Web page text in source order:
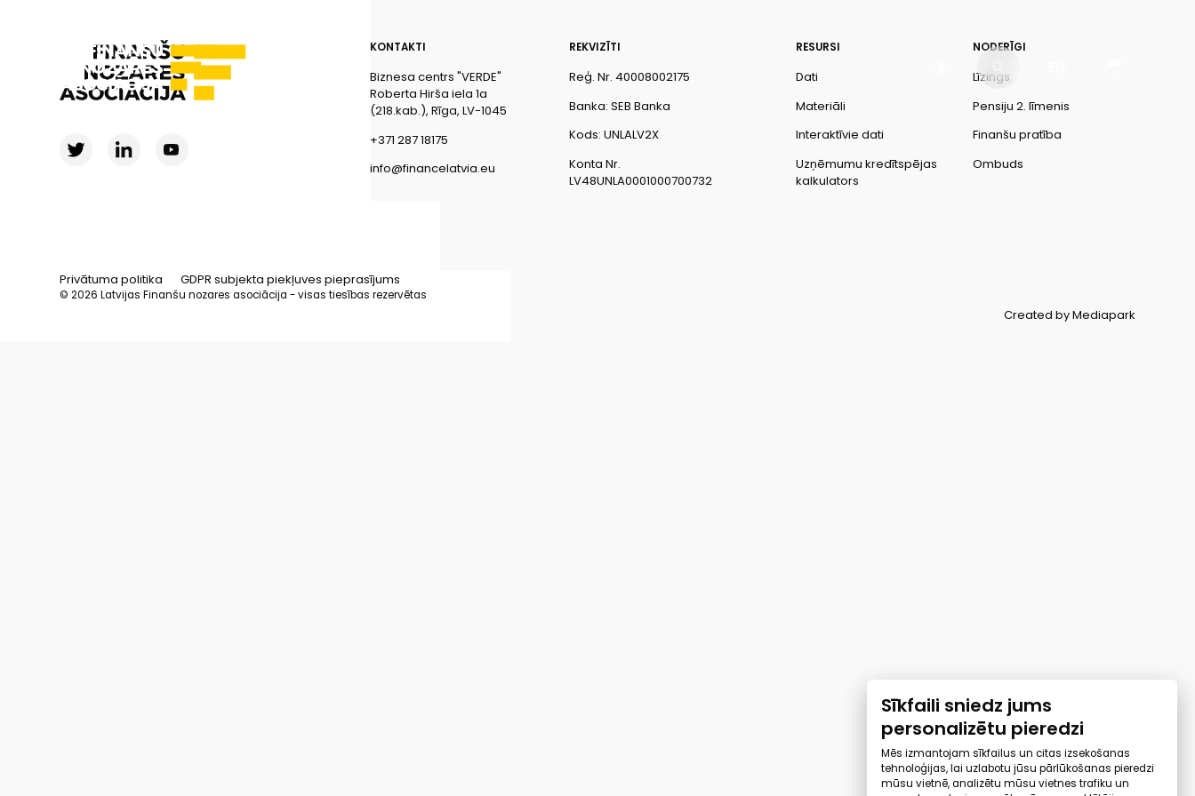
KONTAKTI
Biznesa centrs "VERDE"
Roberta Hirša iela 1a
(218.kab.), Rīga, LV-1045
+371 287 18175
info@financelatvia.eu
REKVIZĪTI
Reģ. Nr. 40008002175
Banka: SEB Banka
Kods: UNLALV2X
Konta Nr.
LV48UNLA0001000700732
RESURSI
Dati
Materiāli
Interaktīvie dati
Uzņēmumu kredītspējas
kalkulators
NODERĪGI
Līzings
Pensiju 2. līmenis
Finanšu pratība
Ombuds
Privātuma politika GDPR subjekta piekļuves pieprasījums
© 2026 Latvijas Finanšu nozares asociācija - visas tiesības rezervētas
Created by Mediapark
Sīkfaili sniedz jums
personalizētu pieredzi
Mēs izmantojam sīkfailus un citas izsekošanas
tehnoloģijas, lai uzlabotu jūsu pārlūkošanas pieredzi
mūsu vietnē, analizētu mūsu vietnes trafiku un